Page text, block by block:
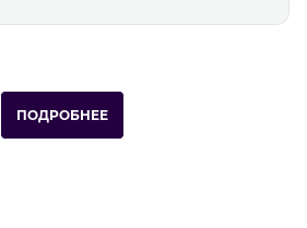
ПОДРОБНЕЕ